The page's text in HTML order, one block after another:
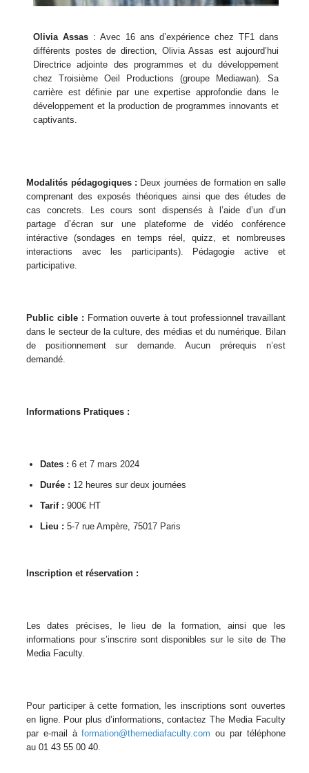
Olivia Assas : Avec 16 ans d’expérience chez TF1 dans
différents postes de direction, Olivia Assas est aujourd’hui
Directrice adjointe des programmes et du développement
chez Troisième Oeil Productions (groupe Mediawan). Sa
carrière est définie par une expertise approfondie dans le
développement et la production de programmes innovants et
captivants.
Modalités pédagogiques : Deux journées de formation en salle
comprenant des exposés théoriques ainsi que des études de
cas concrets. Les cours sont dispensés à l’aide d’un d’un
partage d’écran sur une plateforme de vidéo conférence
intéractive (sondages en temps réel, quizz, et nombreuses
interactions avec les participants). Pédagogie active et
participative.
Public cible : Formation ouverte à tout professionnel travaillant
dans le secteur de la culture, des médias et du numérique. Bilan
de positionnement sur demande. Aucun prérequis n’est
demandé.
Informations Pratiques :
Dates : 6 et 7 mars 2024
Durée : 12 heures sur deux journées
Tarif : 900€ HT
Lieu : 5-7 rue Ampère, 75017 Paris
Inscription et réservation :
Les dates précises, le lieu de la formation, ainsi que les
informations pour s’inscrire sont disponibles sur le site de The
Media Faculty.
Pour participer à cette formation, les inscriptions sont ouvertes
en ligne. Pour plus d’informations, contactez The Media Faculty
par e-mail àformation@themediafaculty.com ou par téléphone
au 01 43 55 00 40.